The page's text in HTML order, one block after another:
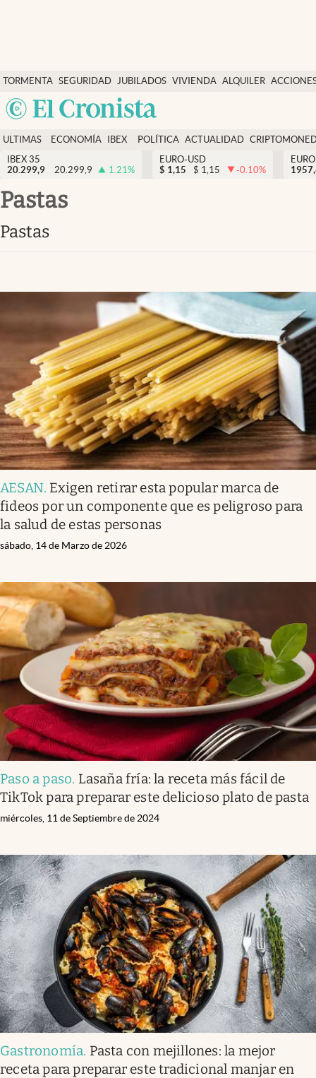
TORMENTA SEGURIDAD
SOCIAL
JUBILADOS VIVIENDA ALQUILER
Economía y finanzas
Política
Actualidad
Criptomonedas
España
ULTIMAS
NOTICIAS
ECONOMÍA
FINANZAS
IBEX
EURO
POLÍTICA ACTUALIDAD
IBEX 35
20.299,9
20.299,9 1.21%
EURO-USD
$ 1,15 $ 1,15 -0.10%
pastas
pastas
AESAN. Exigen retirar esta popular marca de
fideos por un componente que es peligroso para
la salud de estas personas
sábado, 14 de Marzo de 2026
Paso a paso. Lasaña fría: la receta más fácil de
TikTok para preparar este delicioso plato de pasta
miércoles, 11 de Septiembre de 2024
Gastronomía. Pasta con mejillones: la mejor
receta para preparar este tradicional manjar en